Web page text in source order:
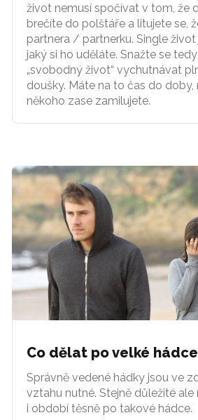
život nemusí spočívat v tom, že
brečíte do polštáře a litujete se,
partnera / partnerku. Single život
jaký si ho uděláte. Snažte se tedy
„svobodný život“ vychutnávat
doušky. Máte na to čas do doby,
někoho zase zamilujete.
Co dělat po velké
Správně vedené hádky jsou ve
vztahu nutné. Stejně důležité
i období těsně po takové hádce.